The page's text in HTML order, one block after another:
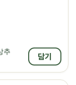
추 담기